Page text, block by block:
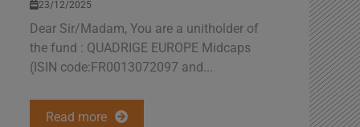
23/12/2025
Dear Sir/Madam, You are a unitholder of
the fund : QUADRIGE EUROPE Midcaps
(ISIN code:FR0013072097 and...
Read more